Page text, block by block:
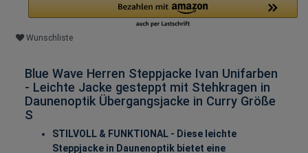
Wunschliste
Blue Wave Herren Steppjacke Ivan Unifarben
- Leichte Jacke gesteppt mit Stehkragen in
Daunenoptik Übergangsjacke in Curry Größe
S
STILVOLL & FUNKTIONAL - Diese leichte
Steppjacke in Daunenoptik bietet eine